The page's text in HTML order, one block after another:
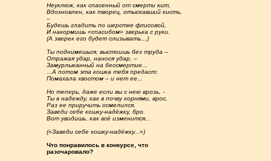
Неуклюж, как спасенный от смерти кит,
Вдохновлен, как творец, отыскавший кисть,
–
Будешь гладить по шерстке флисовой,
И накормишь «спасибом» зверька с руки.
(А зверек его будет слизывать…)
Ты поднимешься, выстоишь без труда –
Отражая удар, нанося удар, –
Замурлыканный на бессмертие...
...А потом эта кошка тебя предаст:
Помахала хвостом – и нет ее...
Но теперь, даже если вы с нею врозь, -
Ты в надежду, как в почву корнями, врос,
Раз ее приручить осмелился.
Заведи себе кошку-надёжку, бро.
Вот увидишь, как всё изменится...
(«Заведи себе кошку-надёжку...»)
Что понравилось в конкурсе, что
разочаровало?